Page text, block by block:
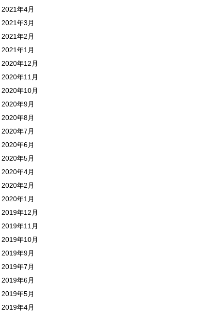
2021年4月
2021年3月
2021年2月
2021年1月
2020年12月
2020年11月
2020年10月
2020年9月
2020年8月
2020年7月
2020年6月
2020年5月
2020年4月
2020年2月
2020年1月
2019年12月
2019年11月
2019年10月
2019年9月
2019年7月
2019年6月
2019年5月
2019年4月